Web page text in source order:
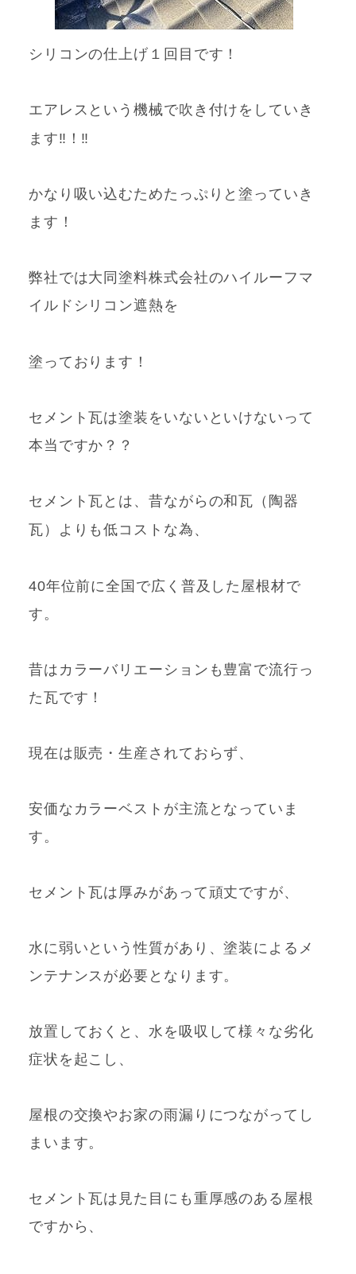
シリコンの仕上げ１回目です！
エアレスという機械で吹き付けをしていき
ます‼！‼
かなり吸い込むためたっぷりと塗っていき
ます！
弊社では大同塗料株式会社のハイルーフマ
イルドシリコン遮熱を
塗っております！
セメント瓦は塗装をいないといけないって
本当ですか？？
セメント瓦とは、昔ながらの和瓦（陶器
瓦）よりも低コストな為、
40年位前に全国で広く普及した屋根材で
す。
昔はカラーバリエーションも豊富で流行っ
た瓦です！
現在は販売・生産されておらず、
安価なカラーベストが主流となっていま
す。
セメント瓦は厚みがあって頑丈ですが、
水に弱いという性質があり、塗装によるメ
ンテナンスが必要となります。
放置しておくと、水を吸収して様々な劣化
症状を起こし、
屋根の交換やお家の雨漏りにつながってし
まいます。
セメント瓦は見た目にも重厚感のある屋根
ですから、